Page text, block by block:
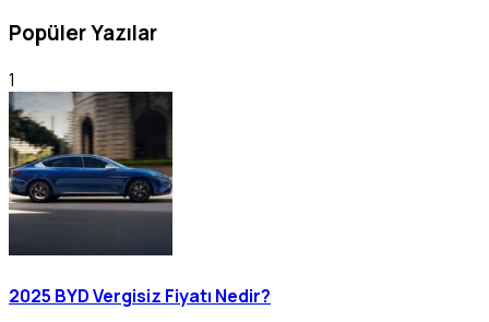
Popüler Yazılar
1
2025 BYD Vergisiz Fiyatı Nedir?